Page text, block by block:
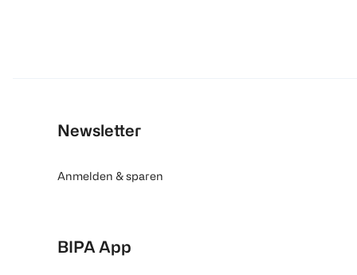
Newsletter
Anmelden & sparen
BIPA App